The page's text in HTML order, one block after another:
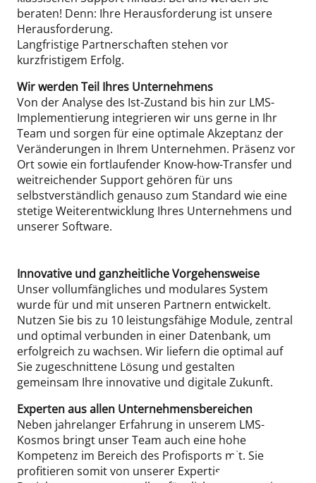
Innovative und ganzheitliche Vorgehensweise
Unser vollumfängliches und modulares System
wurde für und mit unseren Partnern entwickelt.
Nutzen Sie bis zu 10 leistungsfähige Module, zentral
und optimal verbunden in einer Datenbank, um
erfolgreich zu wachsen. Wir liefern die optimal auf
Sie zugeschnittene Lösung und gestalten
gemeinsam Ihre innovative und digitale Zukunft.
Experten aus allen Unternehmensbereichen
Neben jahrelanger Erfahrung in unserem LMS-
Kosmos bringt unser Team auch eine hohe
Kompetenz im Bereich des Profisports mit. Sie
profitieren somit von unserer Expertise im
beraten! Denn: Ihre Herausforderung ist unsere
Herausforderung.
Langfristige Partnerschaften stehen vor
kurzfristigem Erfolg.
Wir werden Teil Ihres Unternehmens
Von der Analyse des Ist-Zustand bis hin zur LMS-
Implementierung integrieren wir uns gerne in Ihr
Team und sorgen für eine optimale Akzeptanz der
Veränderungen in Ihrem Unternehmen. Präsenz vor
Ort sowie ein fortlaufender Know-how-Transfer und
weitreichender Support gehören für uns
selbstverständlich genauso zum Standard wie eine
stetige Weiterentwicklung Ihres Unternehmens und
unserer Software.